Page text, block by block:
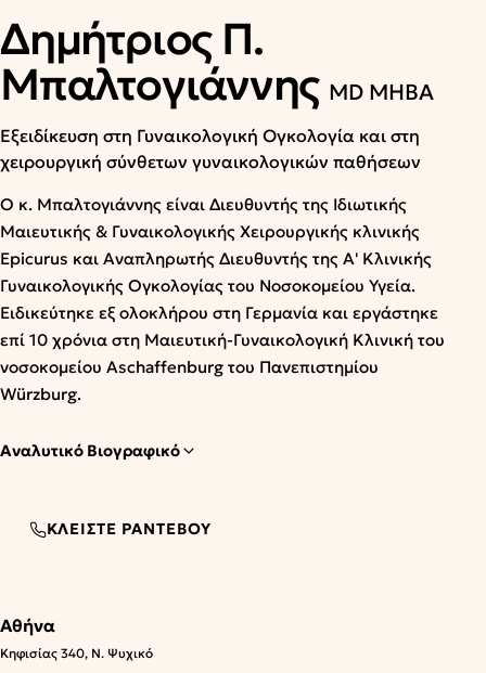
Δημήτριος Π.
Μπαλτογιάννης MD MHBA
Εξειδίκευση στη Γυναικολογική Ογκολογία και στη
χειρουργική σύνθετων γυναικολογικών παθήσεων
Ο κ. Μπαλτογιάννης είναι Διευθυντής της Ιδιωτικής
Μαιευτικής & Γυναικολογικής Χειρουργικής κλινικής
Epicurus και Αναπληρωτής Διευθυντής της Α' Κλινικής
Γυναικολογικής Ογκολογίας του Νοσοκομείου Υγεία.
Ειδικεύτηκε εξ ολοκλήρου στη Γερμανία και εργάστηκε
επί 10 χρόνια στη Μαιευτική-Γυναικολογική Κλινική του
νοσοκομείου Aschaffenburg του Πανεπιστημίου
Würzburg.
Αναλυτικό Βιογραφικό
ΚΛΕΊΣΤΕ ΡΑΝΤΕΒΟΎ
Αθήνα
Κηφισίας 340, Ν. Ψυχικό